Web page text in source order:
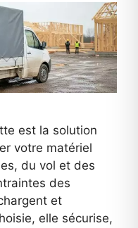
est la solution
votre matériel
du vol et des
des
et
elle sécurise,